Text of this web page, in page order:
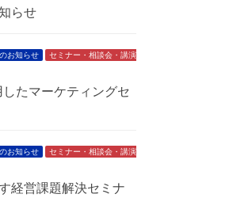
らせ
お知らせ
セミナー・相談会・講演
したマーケティングセ
お知らせ
セミナー・相談会・講演
経営課題解決セミナ